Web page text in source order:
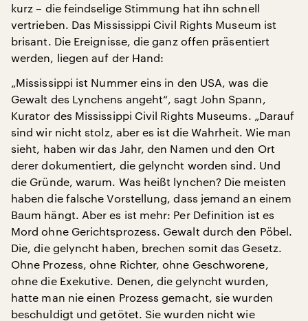
kurz – die feindselige Stimmung hat ihn schnell
vertrieben. Das Mississippi Civil Rights Museum ist
brisant. Die Ereignisse, die ganz offen präsentiert
werden, liegen auf der Hand:
„Mississippi ist Nummer eins in den USA, was die
Gewalt des Lynchens angeht“, sagt John Spann,
Kurator des Mississippi Civil Rights Museums. „Darauf
sind wir nicht stolz, aber es ist die Wahrheit. Wie man
sieht, haben wir das Jahr, den Namen und den Ort
derer dokumentiert, die gelyncht worden sind. Und
die Gründe, warum. Was heißt lynchen? Die meisten
haben die falsche Vorstellung, dass jemand an einem
Baum hängt. Aber es ist mehr: Per Definition ist es
Mord ohne Gerichtsprozess. Gewalt durch den Pöbel.
Die, die gelyncht haben, brechen somit das Gesetz.
Ohne Prozess, ohne Richter, ohne Geschworene,
ohne die Exekutive. Denen, die gelyncht wurden,
hatte man nie einen Prozess gemacht, sie wurden
beschuldigt und getötet. Sie wurden nicht wie